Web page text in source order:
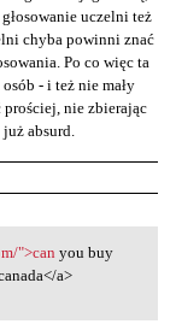
uczelni też
chyba powinni znać
Po co więc ta
- i też nie mały
prościej, nie zbierając
absurd.
">can you buy
a>